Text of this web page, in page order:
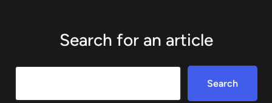
Search for an article
Search